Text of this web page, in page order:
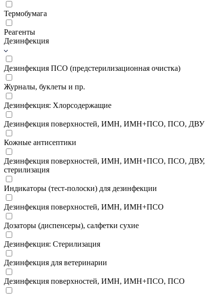
Термобумага
Реагенты
Дезинфекция
Дезинфекция ПСО (предстерилизационная очистка)
Журналы, буклеты и пр.
Дезинфекция: Хлорсодержащие
Дезинфекция поверхностей, ИМН, ИМН+ПСО, ПСО, ДВУ
Кожные антисептики
Дезинфекция поверхностей, ИМН, ИМН+ПСО, ПСО, ДВУ,
стерилизация
Индикаторы (тест-полоски) для дезинфекции
Дезинфекция поверхностей, ИМН, ИМН+ПСО
Дозаторы (диспенсеры), салфетки сухие
Дезинфекция: Стерилизация
Дезинфекция для ветеринарии
Дезинфекция поверхностей, ИМН, ИМН+ПСО, ПСО